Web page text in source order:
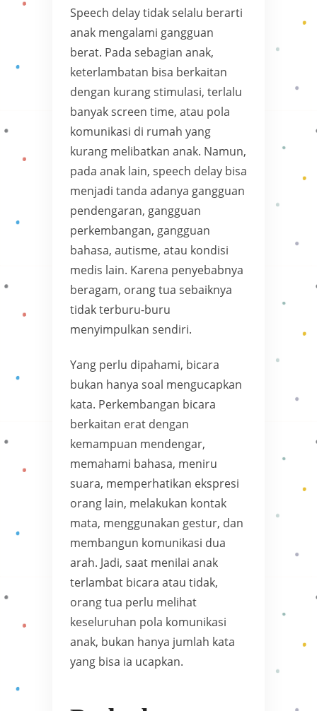
Speech delay tidak selalu berarti
anak mengalami gangguan
berat. Pada sebagian anak,
keterlambatan bisa berkaitan
dengan kurang stimulasi, terlalu
banyak screen time, atau pola
komunikasi di rumah yang
kurang melibatkan anak. Namun,
pada anak lain, speech delay bisa
menjadi tanda adanya gangguan
pendengaran, gangguan
perkembangan, gangguan
bahasa, autisme, atau kondisi
medis lain. Karena penyebabnya
beragam, orang tua sebaiknya
tidak terburu-buru
menyimpulkan sendiri.
Yang perlu dipahami, bicara
bukan hanya soal mengucapkan
kata. Perkembangan bicara
berkaitan erat dengan
kemampuan mendengar,
memahami bahasa, meniru
suara, memperhatikan ekspresi
orang lain, melakukan kontak
mata, menggunakan gestur, dan
membangun komunikasi dua
arah. Jadi, saat menilai anak
terlambat bicara atau tidak,
orang tua perlu melihat
keseluruhan pola komunikasi
anak, bukan hanya jumlah kata
yang bisa ia ucapkan.